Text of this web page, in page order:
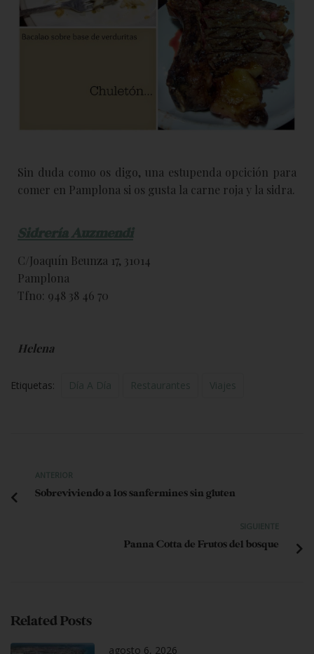
Sin duda como os digo, una estupenda opcición para
comer en Pamplona si os gusta la carne roja y la sidra.
Sidrería Auzmendi
C/Joaquín Beunza 17, 31014
Pamplona
Tfno: 948 38 46 70
Helena
Etiquetas: Día A Día Restaurantes Viajes
ANTERIOR
Sobreviviendo a los sanfermines sin gluten
SIGUIENTE
Panna Cotta de Frutos del bosque
Related Posts
agosto 6, 2026